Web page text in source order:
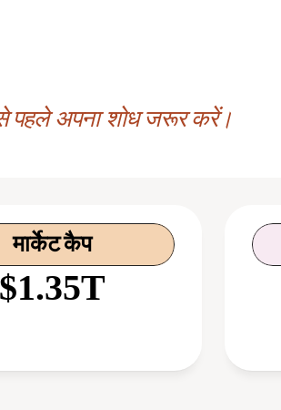
से पहले अपना शोध जरूर करें।
मार्केट कैप
$1.35T